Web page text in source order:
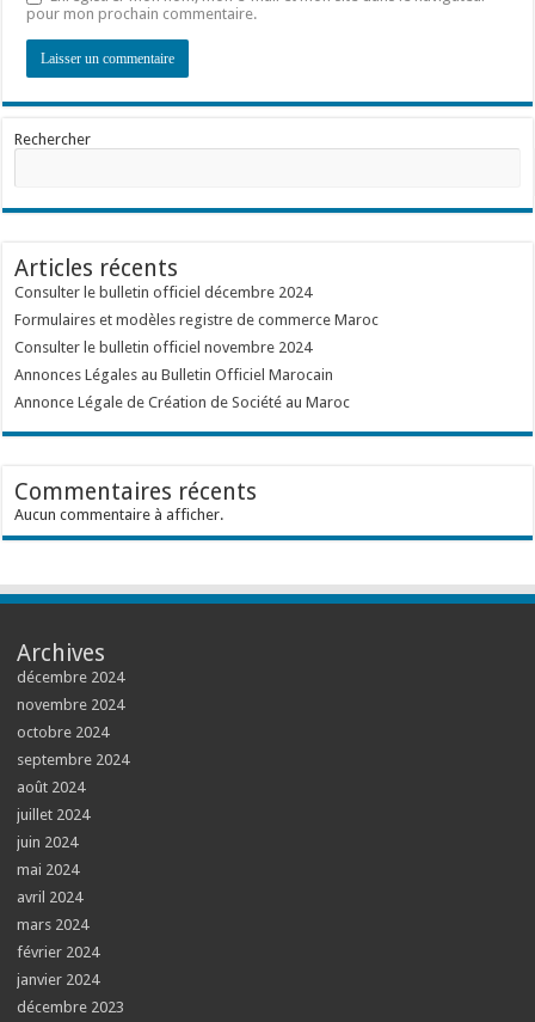
pour mon prochain commentaire.
Rechercher
Articles récents
Consulter le bulletin officiel décembre 2024
Formulaires et modèles registre de commerce Maroc
Consulter le bulletin officiel novembre 2024
Annonces Légales au Bulletin Officiel Marocain
Annonce Légale de Création de Société au Maroc
Commentaires récents
Aucun commentaire à afficher.
Archives
décembre 2024
novembre 2024
octobre 2024
septembre 2024
août 2024
juillet 2024
juin 2024
mai 2024
avril 2024
mars 2024
février 2024
janvier 2024
décembre 2023